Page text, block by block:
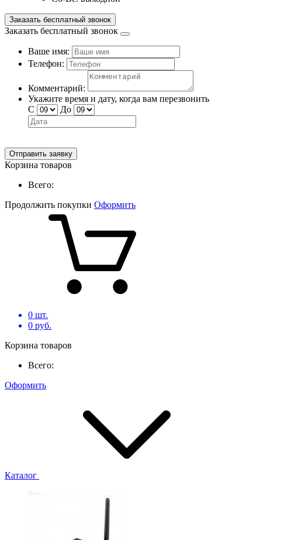
Заказать бесплатный звонок
Заказать бесплатный звонок
Ваше имя:
Телефон:
Комментарий:
Укажите время и дату, когда вам перезвонить
С
До
Отправить заявку
Корзина товаров
Всего:
Продолжить покупки Оформить
0 шт.
0 руб.
Корзина товаров
Всего:
Оформить
Каталог